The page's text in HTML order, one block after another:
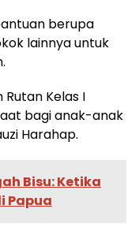
berupa
lainnya untuk
Kelas I
bagi anak-anak
Harahap.
Bisu: Ketika
Papua